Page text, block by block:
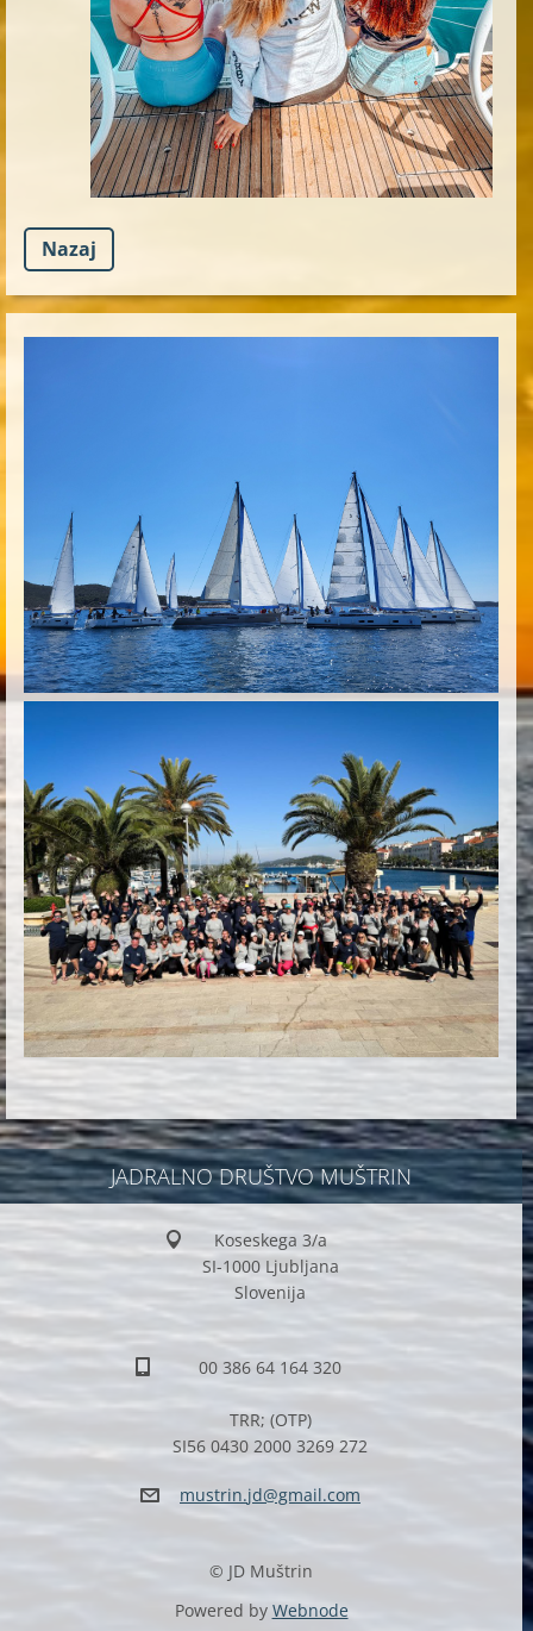
Nazaj
JADRALNO DRUŠTVO MUŠTRIN
Koseskega 3/a
SI-1000 Ljubljana
Slovenija
00 386 64 164 320
TRR; (OTP)
SI56 0430 2000 3269 272
mustrin.jd@gmail.com
© JD Muštrin
Powered by Webnode